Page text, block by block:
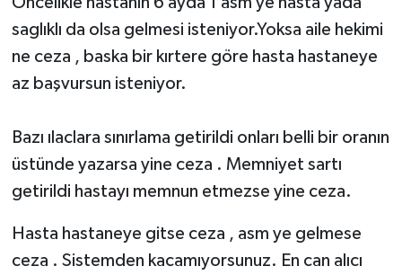
saglıklı da olsa gelmesi isteniyor.Yoksa aile hekimi
ne ceza , baska bir kırtere göre hasta hastaneye
az başvursun isteniyor.
Bazı ılaclara sınırlama getirildi onları belli bir oranın
üstünde yazarsa yine ceza . Memniyet sartı
getirildi hastayı memnun etmezse yine ceza.
Hasta hastaneye gitse ceza , asm ye gelmese
ceza . Sistemden kacamıyorsunuz. En can alıcı